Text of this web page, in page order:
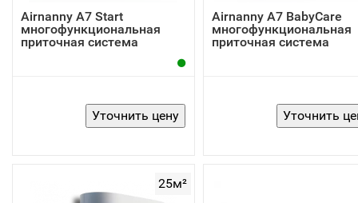
Airnanny A7 Start
многофункциональная
приточная система
Airnanny A7 BabyCare
многофункциональная
приточная система
25м²